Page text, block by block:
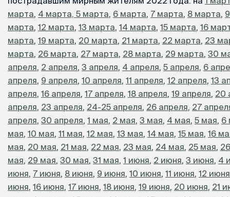
марта, 4 марта, 5 марта, 6 марта, 7 марта, 8 марта,
марта, 12 марта, 13 марта, 14 марта, 15 марта, 16
марта, 19 марта, 20 марта, 21 марта, 22 марта, 23
марта, 26 марта, 27 марта, 28 марта, 29 марта, 30
апреля, 2 апреля, 3 апреля, 4 апреля, 5 апреля, 6
апреля, 9 апреля, 10 апреля, 11 апреля, 12 апреля, 13
апреля, 16 апреля, 17 апреля, 18 апреля, 19 апреля, 20
апреля, 23 апреля, 24-25 апреля, 26 апреля, 27
апреля, 30 апреля, 1 мая, 2 мая, 3 мая, 4 мая, 5 мая, 6
мая, 10 мая, 11 мая, 12 мая, 13 мая, 14 мая, 15 мая, 16
мая, 20 мая, 21 мая, 22 мая, 23 мая, 24 мая, 25 мая,
мая, 29 мая, 30 мая, 31 мая, 1 июня, 2 июня, 3 июня, 4
июня, 7 июня, 8 июня, 9 июня, 10 июня, 11 июня, 12 июня
июня, 16 июня, 17 июня, 18 июня, 19 июня, 20 июня, 21